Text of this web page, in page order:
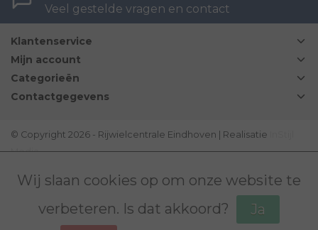
Veel gestelde vragen en contact
Klantenservice
Mijn account
Categorieën
Contactgegevens
© Copyright 2026 - Rijwielcentrale Eindhoven | Realisatie
Media
Wij slaan cookies op om onze website te
verbeteren. Is dat akkoord?
Ja